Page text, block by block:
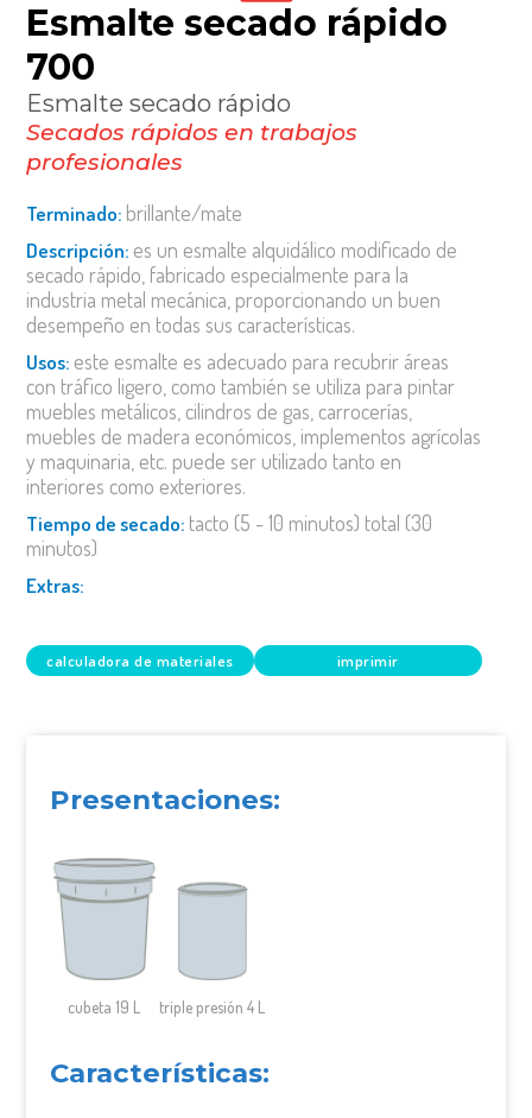
esmalte secado rápido
700
esmalte secado rápido
secados rápidos en trabajos
profesionales
terminado: brillante/mate
descripción: es un esmalte alquidálico modificado de
secado rápido, fabricado especialmente para la
industria metal mecánica, proporcionando un buen
desempeño en todas sus características.
usos: este esmalte es adecuado para recubrir áreas
con tráfico ligero, como también se utiliza para pintar
muebles metálicos, cilindros de gas, carrocerías,
muebles de madera económicos, implementos agrícolas
y maquinaria, etc. puede ser utilizado tanto en
interiores como exteriores.
tiempo de secado: tacto (5 - 10 minutos) total (30
minutos)
extras:
calculadora de materiales imprimir
Presentaciones:
cubeta 19 L triple presión 4 L
Características: